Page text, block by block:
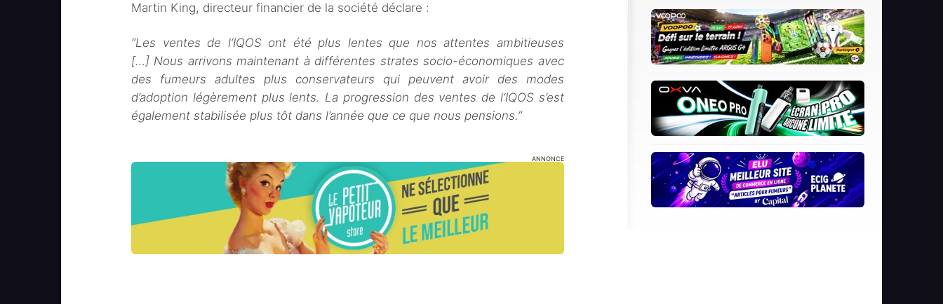
Martin King, directeur financier de la société déclare :
“Les ventes de l’IQOS ont été plus lentes que nos attentes ambitieuses
[…] Nous arrivons maintenant à différentes strates socio-économiques avec
des fumeurs adultes plus conservateurs qui peuvent avoir des modes
d’adoption légèrement plus lents. La progression des ventes de l’IQOS s’est
également stabilisée plus tôt dans l’année que ce que nous pensions.”
ANNONCE